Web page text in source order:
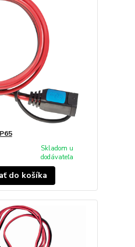
Skladom u
dodávateľa
do košíka